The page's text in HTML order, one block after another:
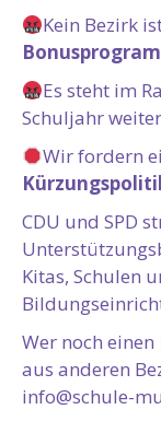
Kein Bezirk
Es steht im
Schuljahr
Wir fordern
CDU und SPD
Kitas, Schulen
Wer noch einen
aus anderen
info@schule-